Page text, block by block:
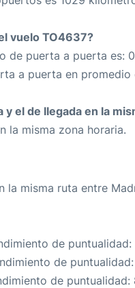
vuelo TO4637?
de puerta a puerta es:
a puerta en promedio
el de llegada en la
la misma zona horaria.
la misma ruta entre
de
de
de